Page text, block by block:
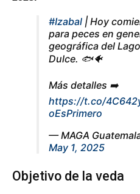
#Izabal | Hoy
para peces en
geográfica del
Dulce. 🐟🐠
Más detalles ➡️
https://t.co/
oEsPrimero
— MAGA
May 1, 2025
Objetivo de la veda